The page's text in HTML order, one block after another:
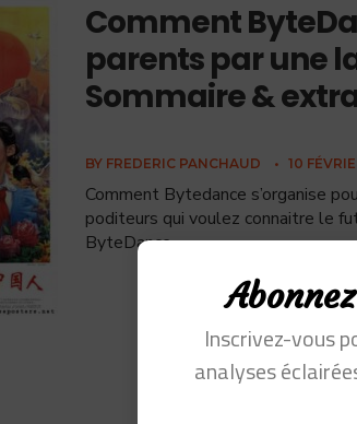
Comment
parents par une
Sommaire &
BY FREDERIC PANCHAUD • 10
Comment Bytedance s’organise
poditeurs qui voulez connaitre le
ByteDance...
Inscrivez-vous
analyses